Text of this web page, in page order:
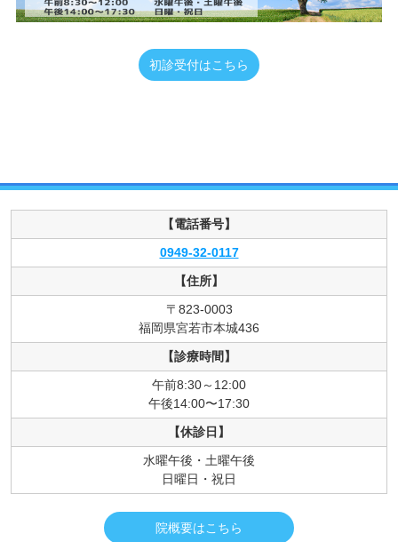
初診受付はこちら
【電話番号】
0949-32-0117
【住所】
〒823-0003
福岡県宮若市本城436
【診療時間】
午前8:30～12:00
午後14:00〜17:30
【休診日】
水曜午後・土曜午後
日曜日・祝日
院概要はこちら